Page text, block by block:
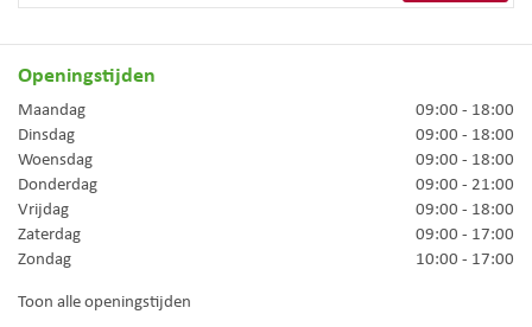
Openingstijden
Maandag
09:00 - 18:00
Dinsdag
09:00 - 18:00
Woensdag
09:00 - 18:00
Donderdag
09:00 - 21:00
Vrijdag
09:00 - 18:00
Zaterdag
09:00 - 17:00
Zondag
10:00 - 17:00
Toon alle openingstijden